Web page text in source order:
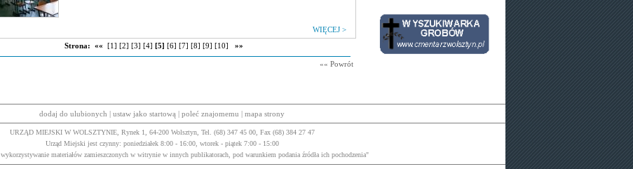
WIĘCEJ >
Strona: «« [1] [2] [3] [4] [5] [6] [7] [8] [9] [10] »»
«« Powrót
dodaj do ulubionych | ustaw jako startową | poleć znajomemu | mapa strony
URZĄD MIEJSKI W WOLSZTYNIE, Rynek 1, 64-200 Wolsztyn, Tel. (68) 347 45 00, Fax (68) 384 27 47
Urząd Miejski jest czynny: poniedziałek 8:00 - 16:00, wtorek - piątek 7:00 - 15:00
materiałów zamieszczonych w witrynie w innych publikatorach, pod warunkiem podania źródła ich pochodzenia"